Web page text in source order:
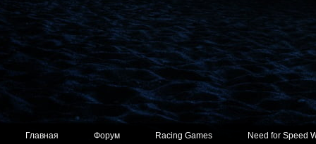
Главная Форум Racing Games Need for Speed